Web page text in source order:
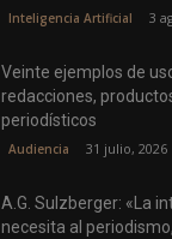
Inteligencia Artificial 3
Veinte ejemplos de
redacciones,
periodísticos
Audiencia 31 julio, 2026
A.G. Sulzberger: «La
necesita al